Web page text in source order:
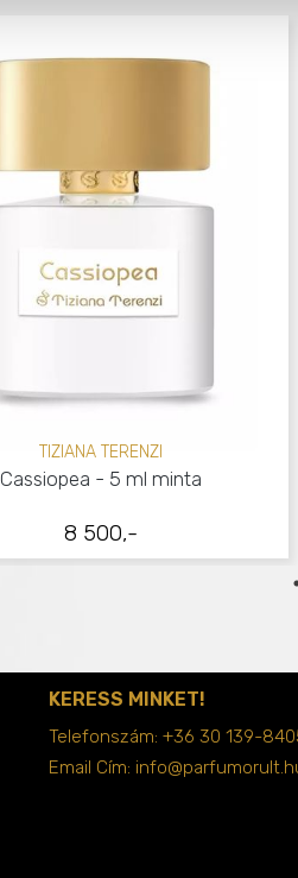
8 500,-
TIZIANA TERENZI
Cassiopea - 5 ml minta
KERESS MINKET!
Telefonszám: +36 30 139-
Email Cím: